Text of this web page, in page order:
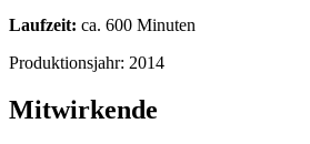
Laufzeit: ca. 600 Minuten
Produktionsjahr: 2014
Mitwirkende